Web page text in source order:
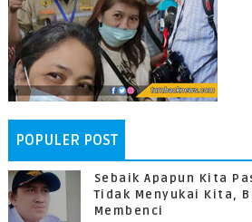
POPULER POST
Sebaik Apapun Kita
Tidak Menyukai Kita,
Membenci